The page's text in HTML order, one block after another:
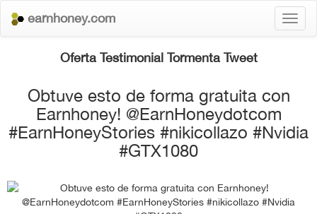
earnhoney.com
Oferta Testimonial Tormenta Tweet
Obtuve esto de forma gratuita con
Earnhoney! @EarnHoneydotcom
#EarnHoneyStories #nikicollazo #Nvidia
#GTX1080